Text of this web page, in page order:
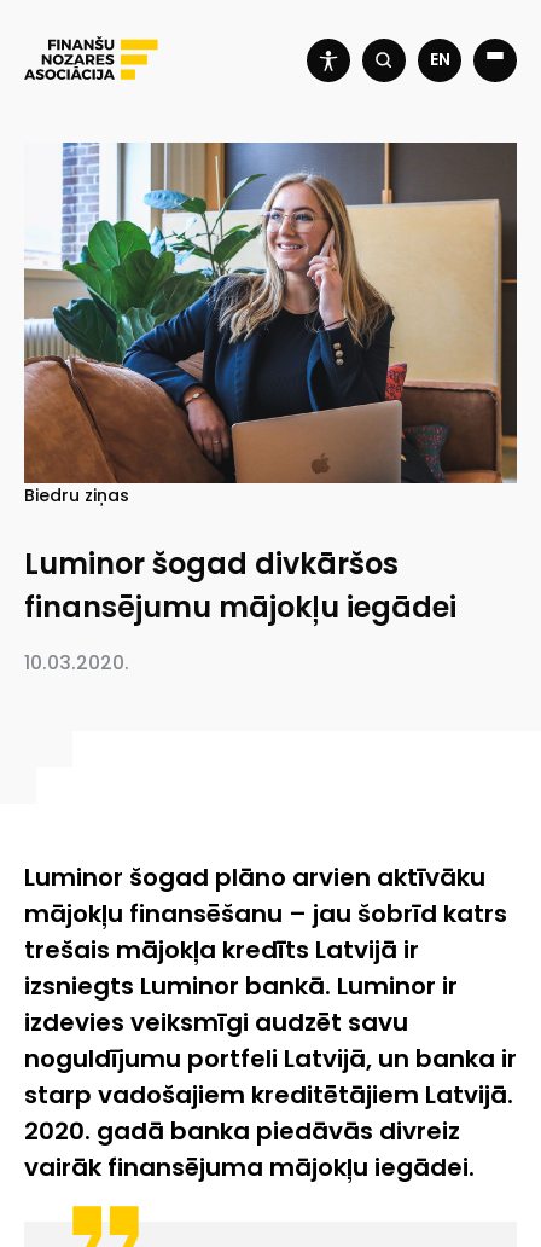
EN
Biedru ziņas
Luminor šogad divkāršos
finansējumu mājokļu iegādei
10.03.2020.
Luminor šogad plāno arvien aktīvāku
mājokļu finansēšanu – jau šobrīd katrs
trešais mājokļa kredīts Latvijā ir
izsniegts Luminor bankā. Luminor ir
izdevies veiksmīgi audzēt savu
noguldījumu portfeli Latvijā, un banka ir
starp vadošajiem kreditētājiem Latvijā.
2020. gadā banka piedāvās divreiz
vairāk finansējuma mājokļu iegādei.